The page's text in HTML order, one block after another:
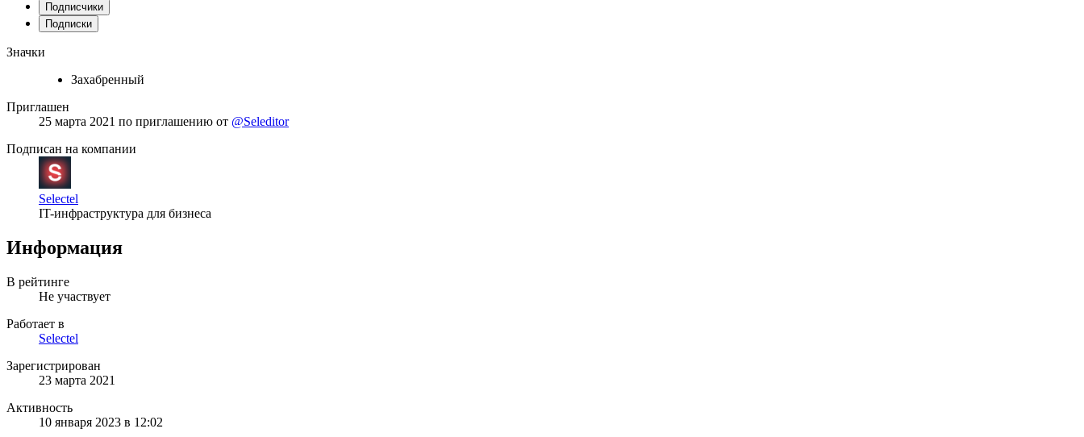
Подписчики
Подписки
Значки
Захабренный
Приглашен
25 марта 2021 по приглашению от @Seleditor
Подписан на компании
Selectel
IT-инфраструктура для бизнеса
Информация
В рейтинге
Не участвует
Работает в
Selectel
Зарегистрирован
23 марта 2021
Активность
10 января 2023 в 12:02